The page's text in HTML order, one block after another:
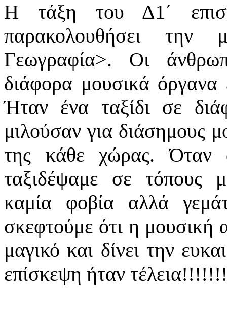
Η τάξη του Δ1΄
παρακολουθήσει την
Γεωγραφία>. Οι
διάφορα μουσικά
Ήταν ένα ταξίδι σε
μιλούσαν για διάσημους
της κάθε χώρας. Όταν
ταξιδέψαμε σε τόπους
καμία φοβία αλλά
σκεφτούμε ότι η μουσική
μαγικό και δίνει την
επίσκεψη ήταν